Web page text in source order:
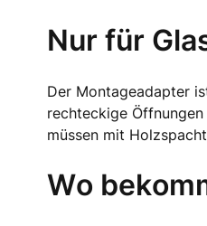
Nur für
Der Montageadapter
rechteckige
müssen mit
Wo